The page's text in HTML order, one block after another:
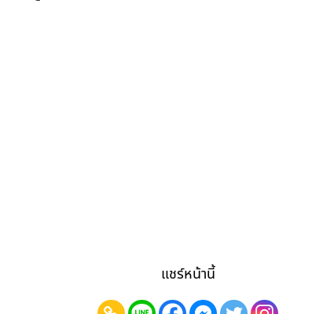
แชร์หน้านี้